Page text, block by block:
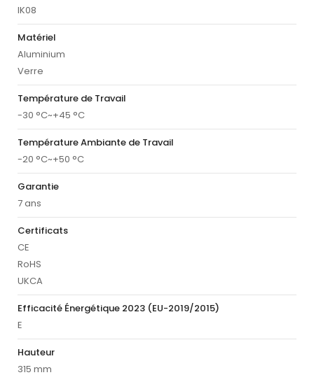
IK08
Matériel
Aluminium
Verre
Température de Travail
-30 °C~+45 °C
Température Ambiante de Travail
-20 °C~+50 °C
Garantie
7 ans
Certificats
CE
RoHS
UKCA
Efficacité Énergétique 2023 (EU-2019/2015)
E
Hauteur
315 mm